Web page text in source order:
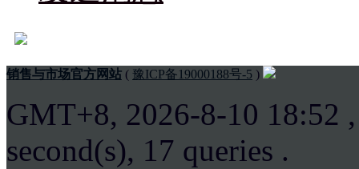
销售与市场官方网站 ( 豫ICP备19000188号-5 )
GMT+8, 2026-8-10 18:52
second(s), 17 queries .